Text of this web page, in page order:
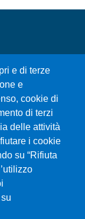
e di terze
e
cookie di
di terzi
delle attività
i cookie
su “Rifiuta